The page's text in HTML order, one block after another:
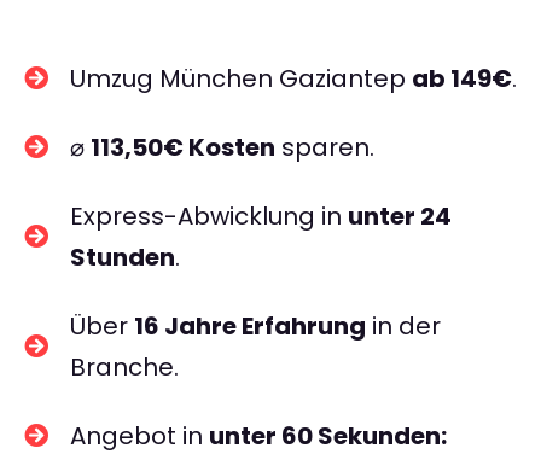
Umzug München Gaziantep ab 149€.
⌀ 113,50€ Kosten sparen.
Express-Abwicklung in unter 24
Stunden.
Über 16 Jahre Erfahrung in der
Branche.
Angebot in unter 60 Sekunden: